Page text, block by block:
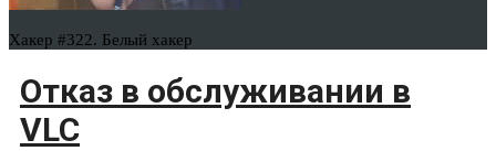
Хакер #322. Белый хакер
Отказ в обслуживании в
VLC